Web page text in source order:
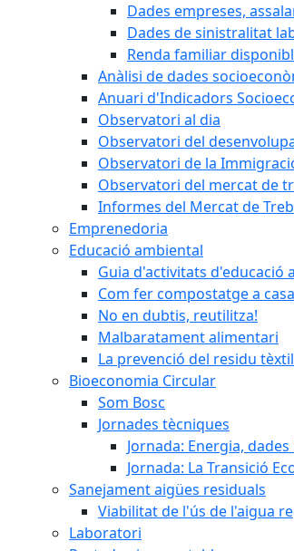
Dades empreses,
Dades de sinistralitat
Renda familiar
Anàlisi de dades
Anuari d'Indicadors
Observatori al dia
Observatori del
Observatori de la
Observatori del mercat de
Informes del Mercat de
Emprenedoria
Educació ambiental
Guia d'activitats d'educació
Com fer compostatge a casa
No en dubtis, reutilitza!
Malbaratament alimentari
La prevenció del residu
Bioeconomia Circular
Som Bosc
Jornades tècniques
Jornada: Energia,
Jornada: La Transició
Sanejament aigües residuals
Viabilitat de l'ús de l'aigua
Laboratori